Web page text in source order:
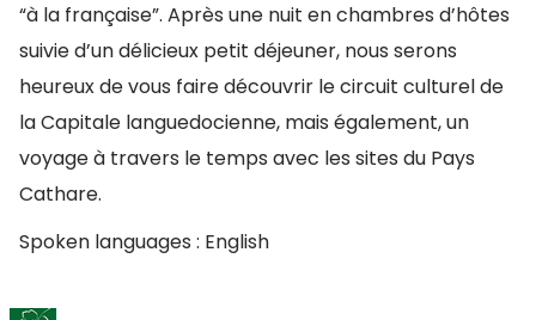
“à la française”. Après une nuit en chambres d’hôtes
suivie d’un délicieux petit déjeuner, nous serons
heureux de vous faire découvrir le circuit culturel de
la Capitale languedocienne, mais également, un
voyage à travers le temps avec les sites du Pays
Cathare.
Spoken languages : English